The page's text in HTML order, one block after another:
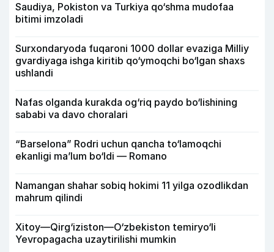
Saudiya, Pokiston va Turkiya qo‘shma mudofaa
bitimi imzoladi
Surxondaryoda fuqaroni 1000 dollar evaziga Milliy
gvardiyaga ishga kiritib qo‘ymoqchi bo‘lgan shaxs
ushlandi
Nafas olganda kurakda og‘riq paydo bo‘lishining
sababi va davo choralari
“Barselona” Rodri uchun qancha to‘lamoqchi
ekanligi ma’lum bo‘ldi — Romano
Namangan shahar sobiq hokimi 11 yilga ozodlikdan
mahrum qilindi
Xitoy—Qirg‘iziston—O‘zbekiston temiryo‘li
Yevropagacha uzaytirilishi mumkin